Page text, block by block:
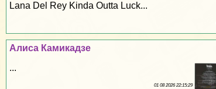
Lana Del Rey Kinda Outta Luck...
Алиса Камикадзе
...
01 08 2026 22:15:29